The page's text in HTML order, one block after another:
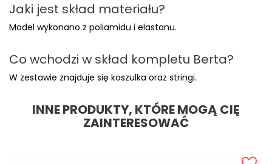
Jaki jest skład materiału?
Model wykonano z poliamidu i elastanu.
Co wchodzi w skład kompletu Berta?
W zestawie znajduje się koszulka oraz stringi.
INNE PRODUKTY, KTÓRE MOGĄ CIĘ
ZAINTERESOWAĆ